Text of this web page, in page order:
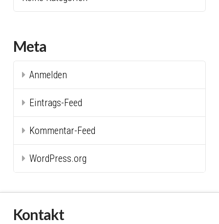
Meta
Anmelden
Eintrags-Feed
Kommentar-Feed
WordPress.org
Kontakt